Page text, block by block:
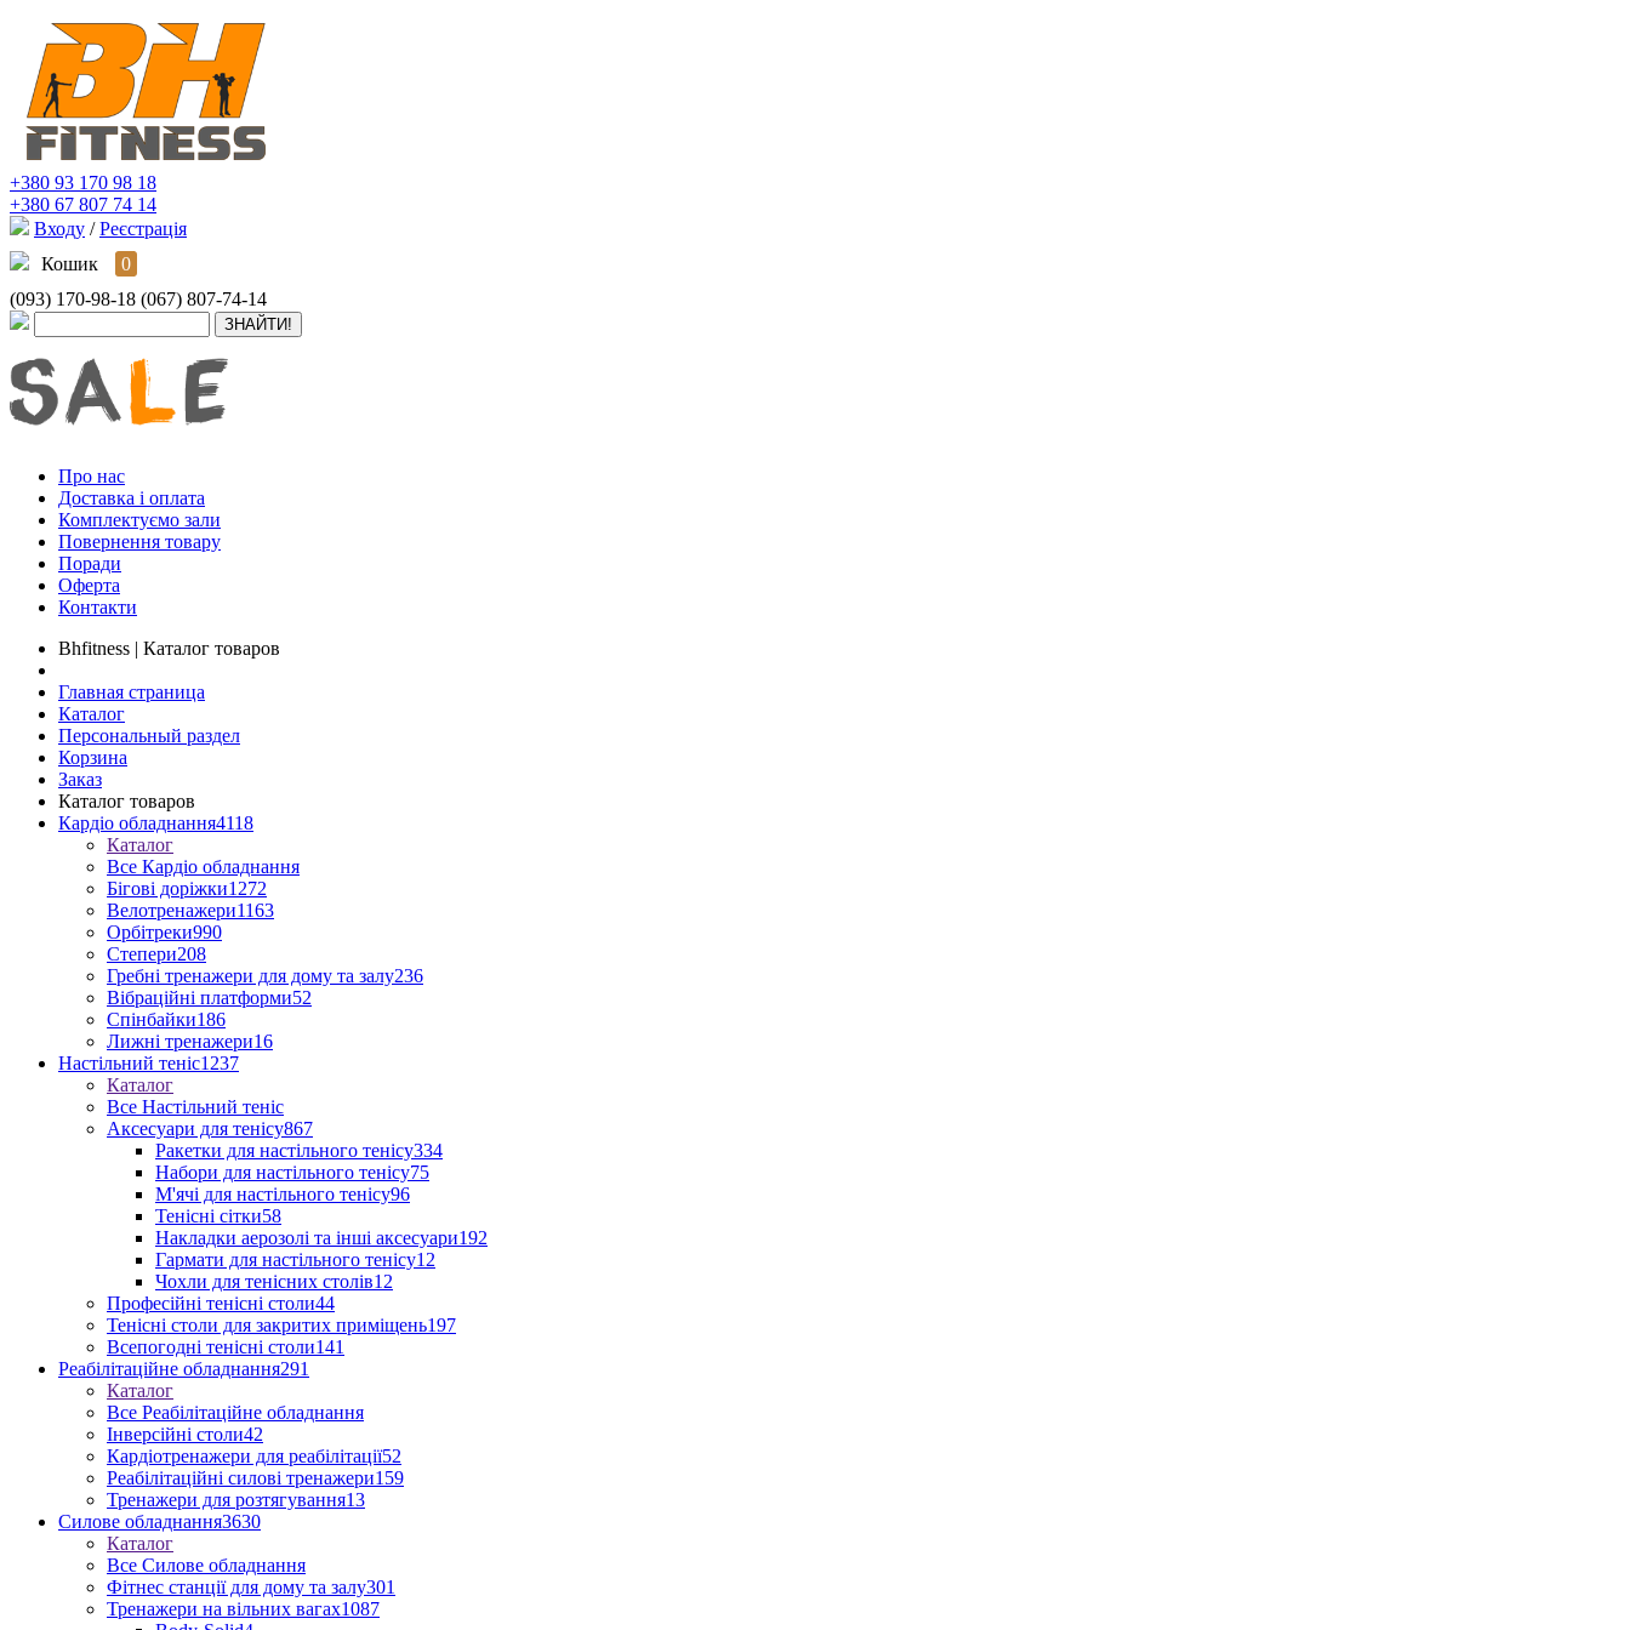
+380 93 170 98 18
+380 67 807 74 14
Входу / Реєстрація
Кошик
0
(093) 170-98-18 (067) 807-74-14
Про нас
Доставка і оплата
Комплектуємо зали
Повернення товару
Поради
Оферта
Контакти
Bhfitness | Каталог товаров
Главная страница
Каталог
Персональный раздел
Корзина
Заказ
Каталог товаров
Кардіо обладнання4118
Каталог
Все Кардіо обладнання
Бігові доріжки1272
Велотренажери1163
Орбітреки990
Степери208
Гребні тренажери для дому та залу236
Вібраційні платформи52
Спінбайки186
Лижні тренажери16
Настільний теніс1237
Каталог
Все Настільний теніс
Аксесуари для тенісу867
Ракетки для настільного тенісу334
Набори для настільного тенісу75
М'ячі для настільного тенісу96
Тенісні сітки58
Накладки аерозолі та інші аксесуари192
Гармати для настільного тенісу12
Чохли для тенісних столів12
Професійні тенісні столи44
Тенісні столи для закритих приміщень197
Всепогодні тенісні столи141
Реабілітаційне обладнання291
Каталог
Все Реабілітаційне обладнання
Інверсійні столи42
Кардіотренажери для реабілітації52
Реабілітаційні силові тренажери159
Тренажери для розтягування13
Силове обладнання3630
Каталог
Все Силове обладнання
Фітнес станції для дому та залу301
Тренажери на вільних вагах1087